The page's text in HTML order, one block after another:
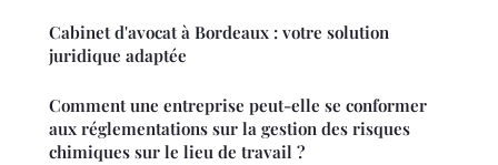
Cabinet d'avocat à Bordeaux : votre solution
juridique adaptée
Comment une entreprise peut-elle se conformer
aux réglementations sur la gestion des risques
chimiques sur le lieu de travail ?